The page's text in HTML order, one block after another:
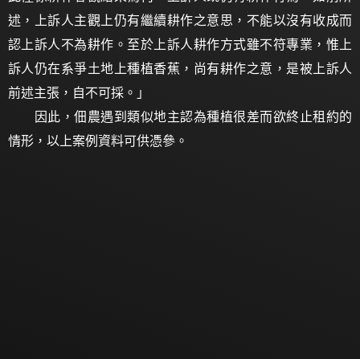
述，上訴人主觀上仍有繼續耕作之意思，不能以沒有收成而
認上訴人不為耕作。至於上訴人耕作方式雖不符專業，惟上
訴人仍在系爭土地上種植香蕉，尚有耕作之意，是被上訴人
前述主張，自不可採。」
因此，佃農遇到類似地主認為種植很差而欲終止租約的
情形，以上案例資料可供憑參。